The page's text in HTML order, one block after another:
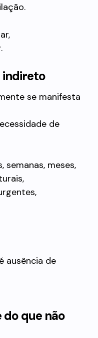
indireto
se manifesta
de
semanas, meses,
ausência de
que não